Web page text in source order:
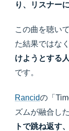
り、リスナー
この曲を聴い
た結果ではなく
けようとする
です。
Rancidの「
ズムが融合し
トで跳ね返す